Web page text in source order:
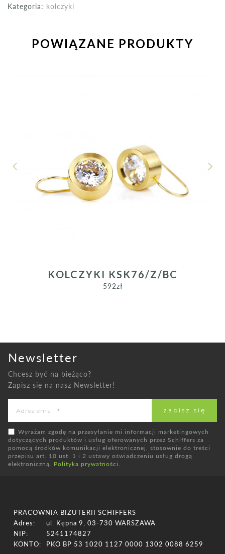
Kategoria: kolczyki
POWIĄZANE PRODUKTY
KOLCZYKI KSK76/Z/BC
592zł
NEXT
Newsletter
Chcesz być na bieżąco?
Zapisz się na nasz Newsletter!
Wyrażam zgodę na przesyłanie mi informacji marketingowych
dotyczących produktów i usług oferowanych przez Schiffers za
pomocą środków komunikacji elektronicznej, stosownie do treści
przepisu art. 10 ust. 1 i 2 ustawy oświadczeniu usług drogą
elektroniczną. Polityka prywatności
PRACOWNIA BIŻUTERII SCHIFFERS
Adres:
ul. Kępna 9, 03-730 WARSZAWA
NIP:
5241174827
KONTO:
PKO BP 53 1020 1127 0000 1302 0088 6259